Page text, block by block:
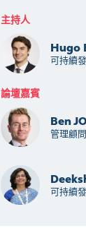
主持人
Hugo
可持續
論壇嘉賓
Ben
管理顧
可持續